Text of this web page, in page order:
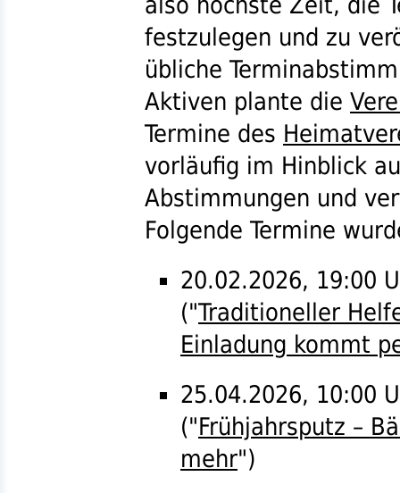
festzulegen und zu
übliche
Aktiven plante die
Termine des
vorläufig im Hinblick
Abstimmungen und
Folgende Termine
20.02.2026, 19:00
("Traditioneller
Einladung kommt
25.04.2026, 10:00
("Frühjahrsputz –
mehr")